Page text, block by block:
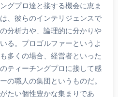
グプロ達と接する機会に恵ま
、彼らのインテリジェンスで
析力や、論理的に分かりや
る。プロゴルファーというよ
多くの場合、経営者といった
ティーチングプロに接して感
の職人の集団というものだ。
たい個性豊かな集まりであ